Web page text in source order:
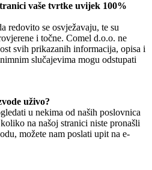
vaše tvrtke uvijek 100%
redovito se osvježavaju, te su
i točne. Comel d.o.o. ne
svih prikazanih informacija, opisa i
slučajevima mogu odstupati
uživo?
u nekima od naših poslovnica
na našoj stranici niste pronašli
možete nam poslati upit na e-